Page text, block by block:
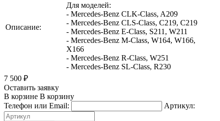
Описание:
Для моделей:
- Mercedes-Benz CLK-Class, A209
- Mercedes-Benz CLS-Class, C219, С219
- Mercedes-Benz E-Class, S211, W211
- Mercedes-Benz M-Class, W164, W166,
X166
- Mercedes-Benz R-Class, W251
- Mercedes-Benz SL-Class, R230
7 500 ₽
Оставить заявку
В корзине В корзину
Телефон или Email:
Артикул: